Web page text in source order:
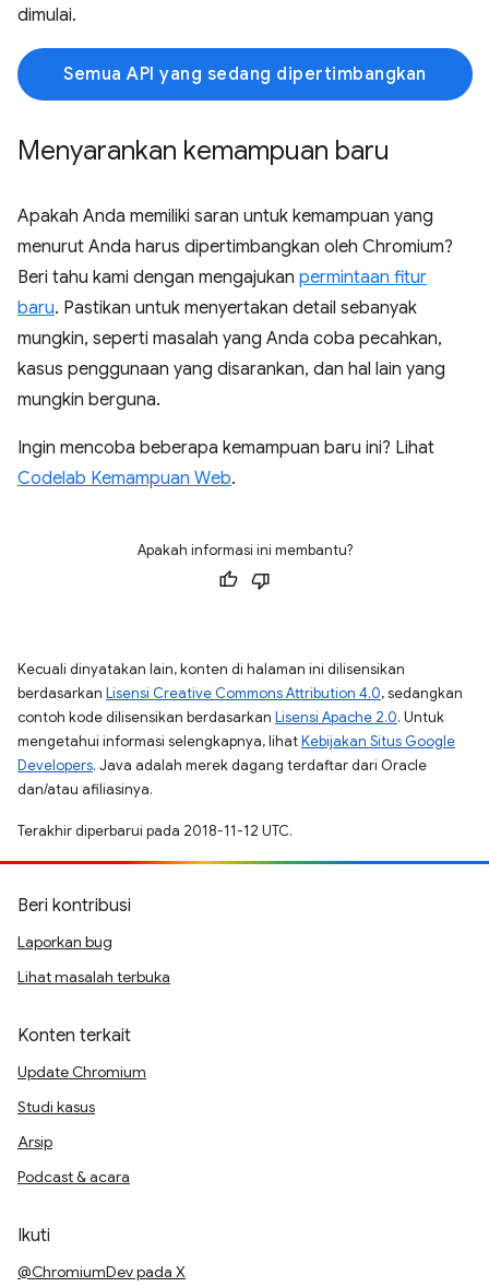
dimulai.
Semua API yang sedang dipertimbangkan
Menyarankan kemampuan baru
Apakah Anda memiliki saran untuk kemampuan yang
menurut Anda harus dipertimbangkan oleh Chromium?
Beri tahu kami dengan mengajukan permintaan fitur
baru. Pastikan untuk menyertakan detail sebanyak
mungkin, seperti masalah yang Anda coba pecahkan,
kasus penggunaan yang disarankan, dan hal lain yang
mungkin berguna.
Ingin mencoba beberapa kemampuan baru ini? Lihat
Codelab Kemampuan Web.
Apakah informasi ini membantu?
Kecuali dinyatakan lain, konten di halaman ini dilisensikan
berdasarkan Lisensi Creative Commons Attribution 4.0, sedangkan
contoh kode dilisensikan berdasarkan Lisensi Apache 2.0. Untuk
mengetahui informasi selengkapnya, lihatKebijakan Situs Google
Developers. Java adalah merek dagang terdaftar dari Oracle
dan/atau afiliasinya.
Terakhir diperbarui pada 2018-11-12 UTC.
Beri kontribusi
Laporkan bug
Lihat masalah terbuka
Konten terkait
Update Chromium
Studi kasus
Arsip
Podcast & acara
Ikuti
@ChromiumDev pada X